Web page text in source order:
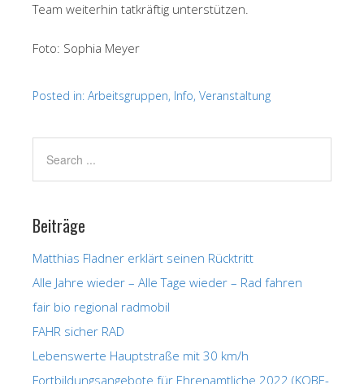
Team weiterhin tatkräftig unterstützen.
Foto: Sophia Meyer
Posted in: Arbeitsgruppen, Info, Veranstaltung
Beiträge
Matthias Fladner erklärt seinen Rücktritt
Alle Jahre wieder – Alle Tage wieder – Rad fahren
fair bio regional radmobil
FAHR sicher RAD
Lebenswerte Hauptstraße mit 30 km/h
Fortbildungsangebote für Ehrenamtliche 2022 (KOBE-